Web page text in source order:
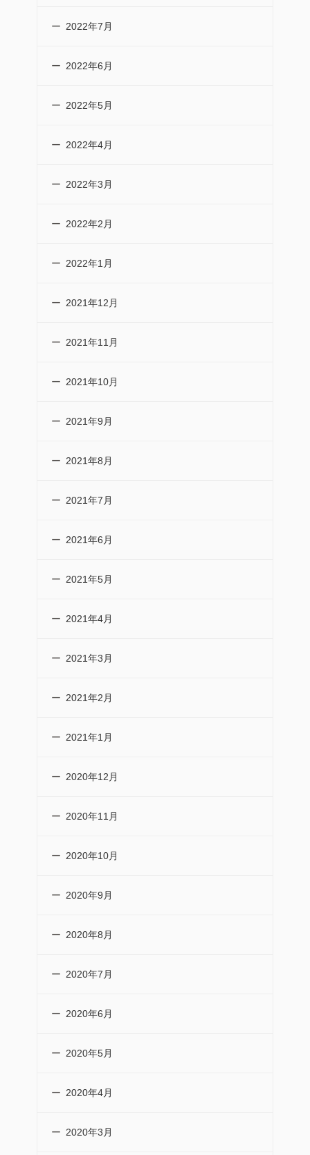
2022年7月
2022年6月
2022年5月
2022年4月
2022年3月
2022年2月
2022年1月
2021年12月
2021年11月
2021年10月
2021年9月
2021年8月
2021年7月
2021年6月
2021年5月
2021年4月
2021年3月
2021年2月
2021年1月
2020年12月
2020年11月
2020年10月
2020年9月
2020年8月
2020年7月
2020年6月
2020年5月
2020年4月
2020年3月